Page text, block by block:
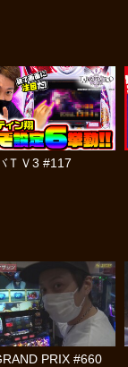
ＴＶ3 #117
PRIX #660